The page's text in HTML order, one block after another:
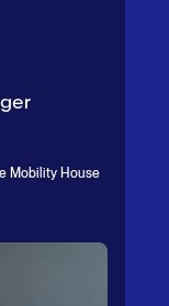
Mobility House